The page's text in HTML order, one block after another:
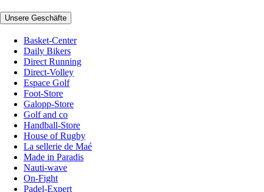
Unsere Geschäfte
Basket-Center
Daily Bikers
Direct Running
Direct-Volley
Espace Golf
Foot-Store
Galopp-Store
Golf and co
Handball-Store
House of Rugby
La sellerie de Maé
Made in Paradis
Nauti-wave
On-Fight
Padel-Expert